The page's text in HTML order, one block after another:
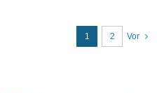
1 2 Vor